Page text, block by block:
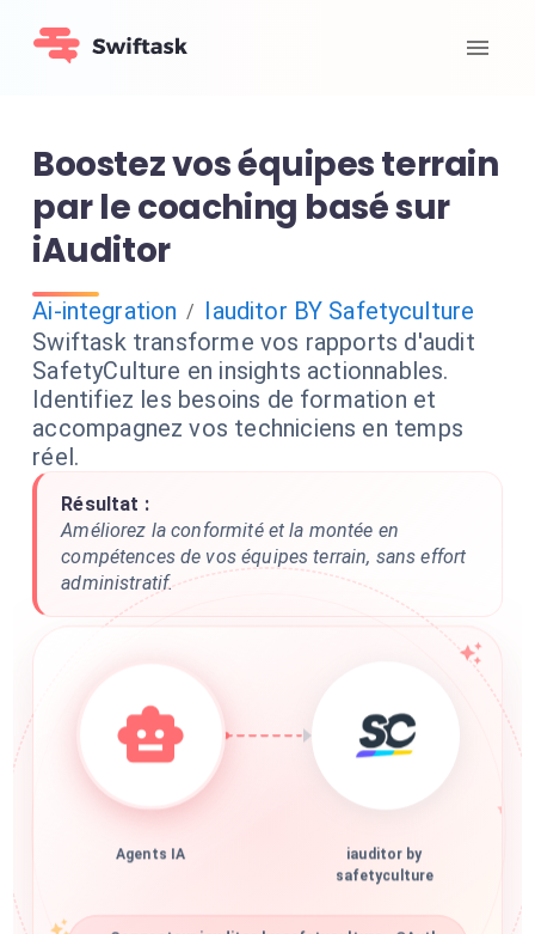
Boostez vos équipes terrain
par le coaching basé sur
iAuditor
Ai-integration / Iauditor BY Safetyculture
Swiftask transforme vos rapports d'audit
SafetyCulture en insights actionnables.
Identifiez les besoins de formation et
accompagnez vos techniciens en temps
réel.
Résultat :
Améliorez la conformité et la montée en
compétences de vos équipes terrain, sans effort
administratif.
Agents IA
iauditor by
safetyculture